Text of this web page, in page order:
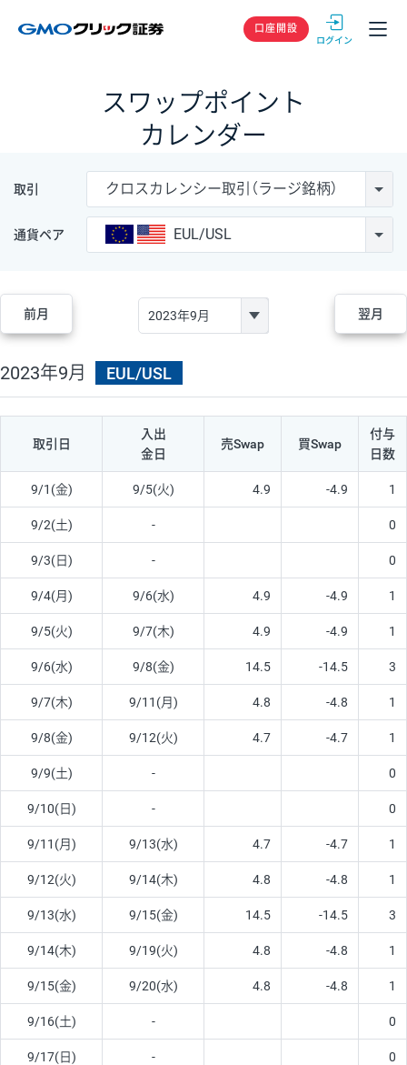
GMOクリック
口座開設
スワップポイント
カレンダー
取引 クロスカレンシー取引（ラージ銘柄）
通貨ペア EUL/USL
前月 翌月
2023年9月 EUL/USL
取引日
入出
金日
売Swap 買Swap
付与
日数
9/1(金) 9/5(火) 4.9 -4.9 1
9/2(土) - 0
9/3(日) - 0
9/4(月) 9/6(水) 4.9 -4.9 1
9/5(火) 9/7(木) 4.9 -4.9 1
9/6(水) 9/8(金) 14.5 -14.5 3
9/7(木) 9/11(月) 4.8 -4.8 1
9/8(金) 9/12(火) 4.7 -4.7 1
9/9(土) - 0
9/10(日) - 0
9/11(月) 9/13(水) 4.7 -4.7 1
9/12(火) 9/14(木) 4.8 -4.8 1
9/13(水) 9/15(金) 14.5 -14.5 3
9/14(木) 9/19(火) 4.8 -4.8 1
9/15(金) 9/20(水) 4.8 -4.8 1
9/16(土) - 0
9/17(日) - 0